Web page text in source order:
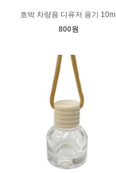
호박 차량용 디퓨저 용기 10ml
800원